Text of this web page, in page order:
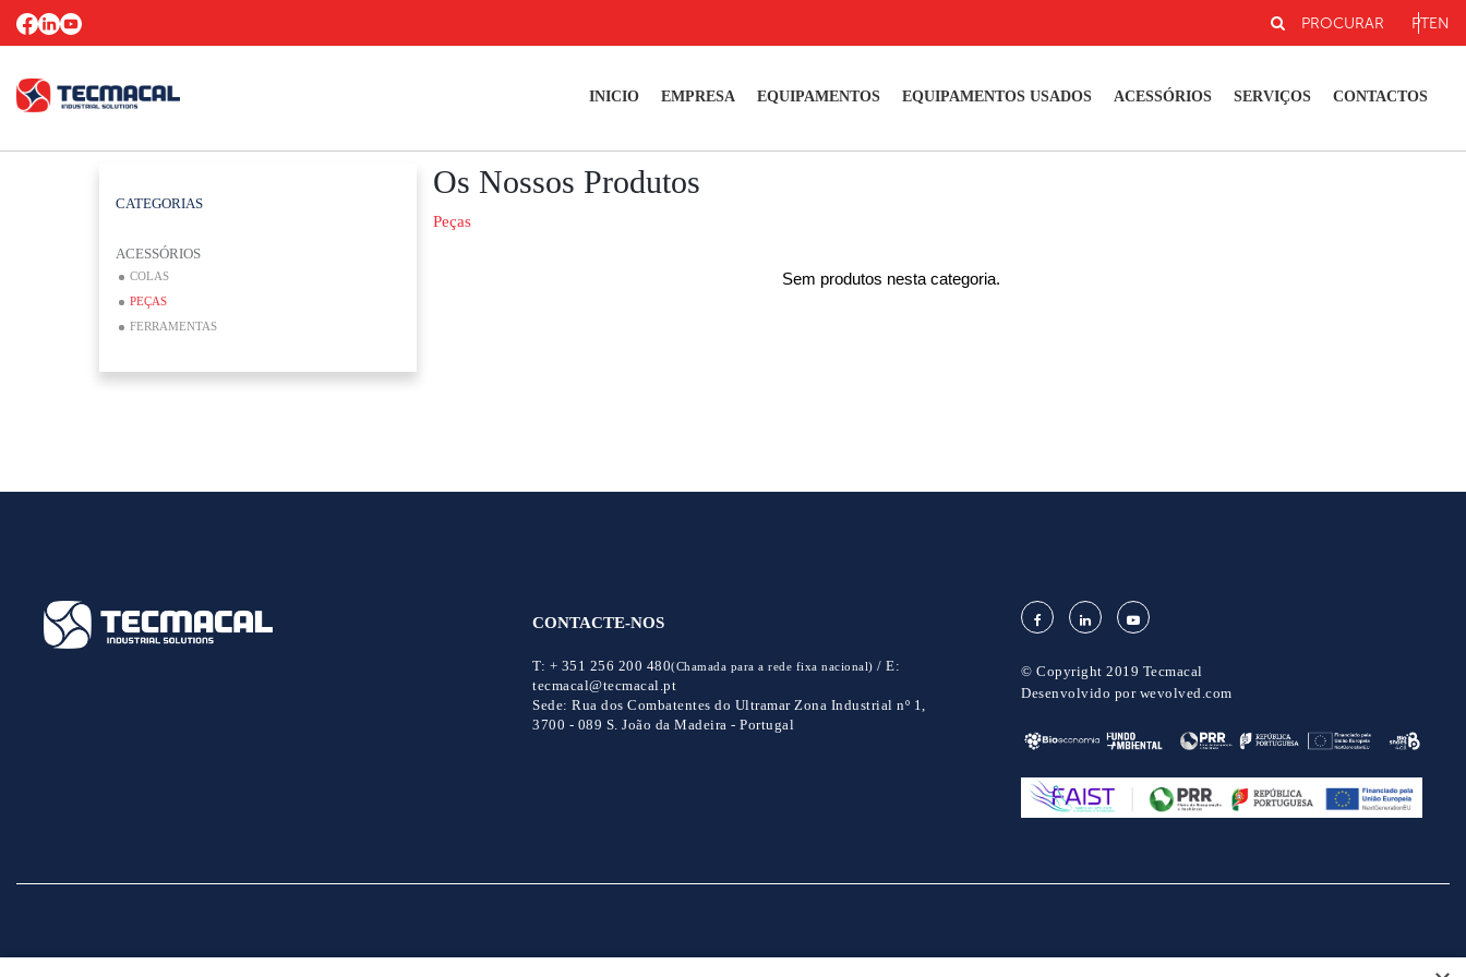
EN
PT
PROCURAR
INICIO EMPRESA EQUIPAMENTOS EQUIPAMENTOS USADOS ACESSÓRIOS SERVIÇOS CONTACTOS
CATEGORIAS
ACESSÓRIOS
COLAS
PEÇAS
FERRAMENTAS
Os Nossos Produtos
Peças
Sem produtos nesta categoria.
CONTACTE-NOS
T: + 351 256 200 480(Chamada para a rede fixa nacional) /E:
tecmacal@tecmacal.pt
Sede: Rua dos Combatentes do Ultramar Zona Industrial nº 1,
3700 - 089 S. João da Madeira - Portugal
© Copyright 2019 Tecmacal
Desenvolvido por wevolved.com